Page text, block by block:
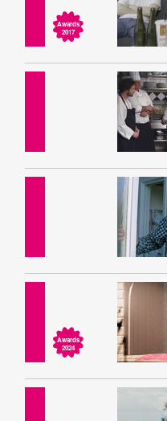
Awards
2017
Awards
2024